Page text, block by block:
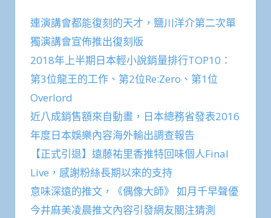
連演講會都能復刻的天才，鹽川洋介第二次單
獨演講會宣佈推出復刻版
2018年上半期日本輕小說銷量排行TOP10：
第3位龍王的工作、第2位Re:Zero、第1位
Overlord
近八成銷售額來自動畫，日本總務省發表2016
年度日本娛樂內容海外輸出調查報告
【正式引退】遠藤祐里香推特回味個人Final
Live，感謝粉絲長期以來的支持
意味深遠的推文，《偶像大師》 如月千早聲優
今井麻美凌晨推文內容引發網友關注猜測